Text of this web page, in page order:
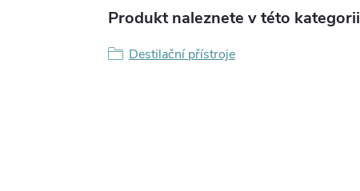
Produkt naleznete v této kategorii
Destilační přístroje